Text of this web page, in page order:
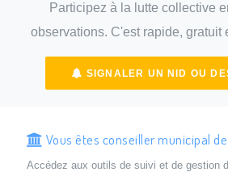
Participez à la lutte collective
observations. C'est rapide, gratuit
SIGNALER UN NID OU
Vous êtes conseiller municipal
Accédez aux outils de suivi et de gestion